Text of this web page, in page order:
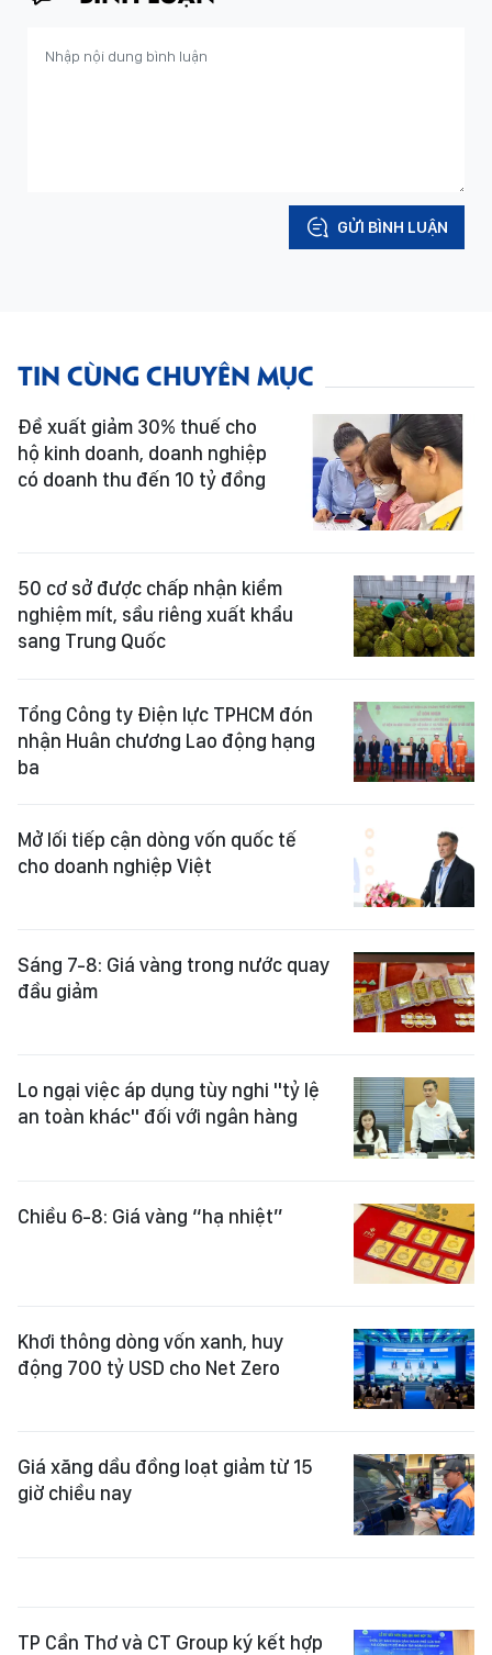
GỬI BÌNH LUẬN
TIN CÙNG CHUYÊN MỤC
Đề xuất giảm 30% thuế cho
hộ kinh doanh, doanh nghiệp
có doanh thu đến 10 tỷ đồng
50 cơ sở được chấp nhận kiểm
nghiệm mít, sầu riêng xuất khẩu
sang Trung Quốc
Tổng Công ty Điện lực TPHCM đón
nhận Huân chương Lao động hạng
ba
Mở lối tiếp cận dòng vốn quốc tế
cho doanh nghiệp Việt
Sáng 7-8: Giá vàng trong nước quay
đầu giảm
Lo ngại việc áp dụng tùy nghi "tỷ lệ
an toàn khác" đối với ngân hàng
Chiều 6-8: Giá vàng “hạ nhiệt”
Khơi thông dòng vốn xanh, huy
động 700 tỷ USD cho Net Zero
Giá xăng dầu đồng loạt giảm từ 15
giờ chiều nay
TP Cần Thơ và CT Group ký kết hợp